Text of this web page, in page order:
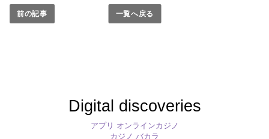
一覧へ戻る
前の記事
Digital discoveries
アプリ オンラインカジノ
カジノ バカラ